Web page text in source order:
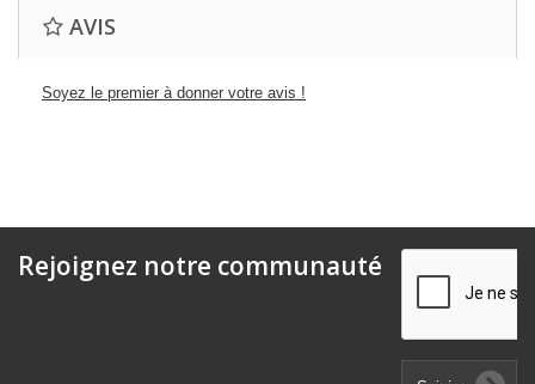
AVIS
Soyez le premier à donner votre avis !
Rejoignez notre communauté